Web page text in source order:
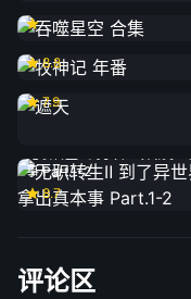
牧神记 年番
8.8
遮天
7.9
事 Part.1-2
8.7
评论区